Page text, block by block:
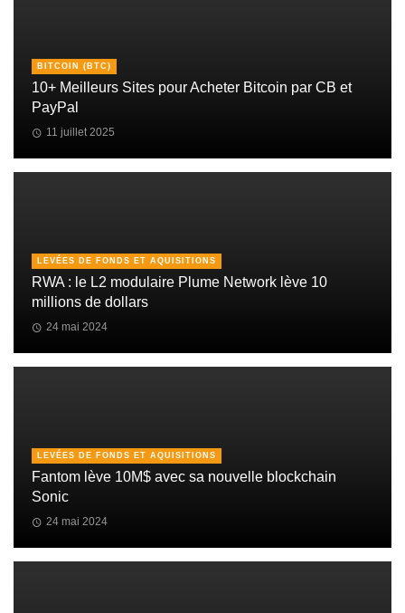
BITCOIN (BTC)
10+ Meilleurs Sites pour Acheter Bitcoin par CB et
PayPal
11 juillet 2025
LEVÉES DE FONDS ET AQUISITIONS
RWA : le L2 modulaire Plume Network lève 10
millions de dollars
24 mai 2024
LEVÉES DE FONDS ET AQUISITIONS
Fantom lève 10M$ avec sa nouvelle blockchain
Sonic
24 mai 2024